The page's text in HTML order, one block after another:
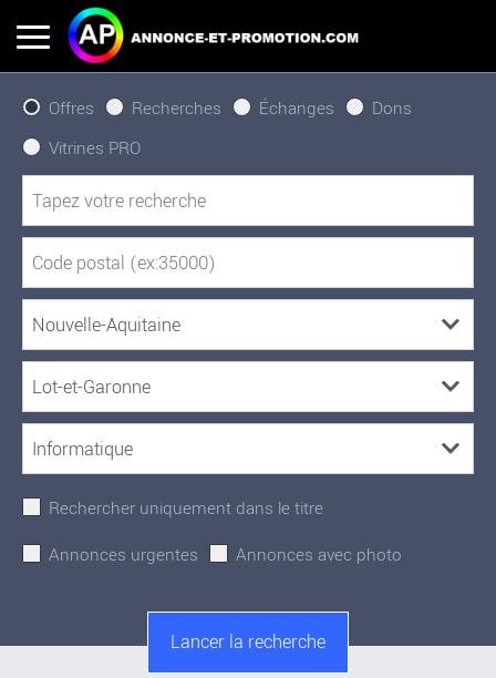
Offres Recherches Échanges
Dons
Vitrines PRO
Rechercher uniquement dans le titre
Annonces urgentes
Annonces avec photo